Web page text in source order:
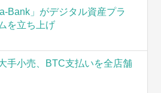
Bank」がデジタル資産プラ
を立ち上げ
手小売、BTC支払いを全店舗